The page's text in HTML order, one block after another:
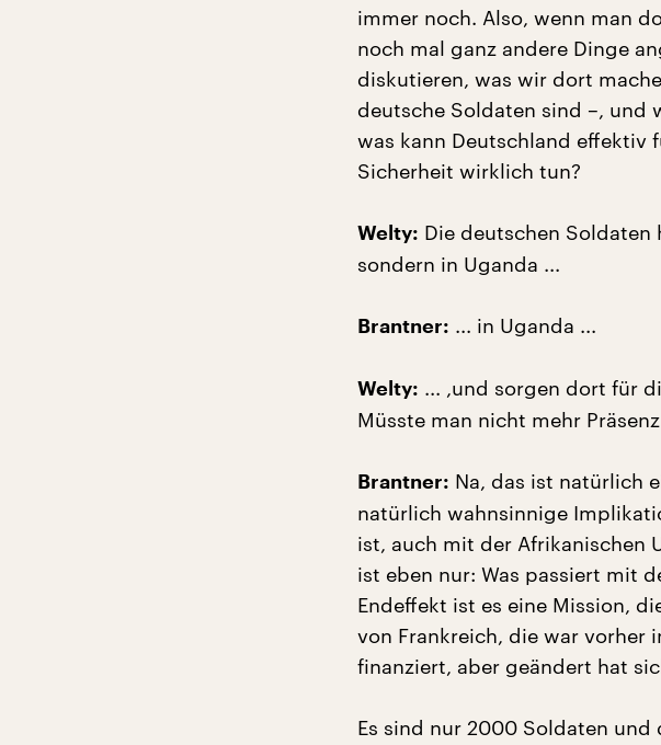
immer noch. Also, wenn man
noch mal ganz andere Dinge
diskutieren, was wir dort
deutsche Soldaten sind –, und
was kann Deutschland effektiv
Sicherheit wirklich tun?
Welty: Die deutschen
sondern in Uganda ...
Brantner: ... in Uganda ...
Welty: ... ,und sorgen dort für
Müsste man nicht mehr
Brantner: Na, das ist natürlich
natürlich wahnsinnige
ist, auch mit der Afrikanischen
ist eben nur: Was passiert mit
Endeffekt ist es eine Mission,
von Frankreich, die war vorher
finanziert, aber geändert hat
Es sind nur 2000 Soldaten